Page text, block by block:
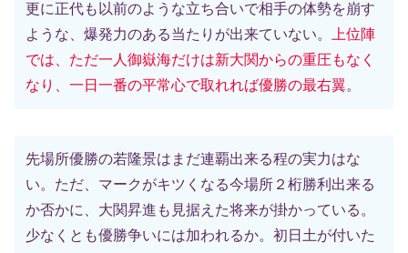
更に正代も以前のような立ち合いで相手の体勢を崩す
ような、爆発力のある当たりが出来ていない。
上位陣
では、ただ一人御嶽海だけは新大関からの重圧もなく
なり、一日一番の平常心で取れれば優勝の最右翼。
先場所優勝の若隆景はまだ連覇出来る程の実力はな
い。ただ、マークがキツくなる今場所２桁勝利出来る
か否かに、大関昇進も見据えた将来が掛かっている。
少なくとも優勝争いには加われるか。初日土が付いた